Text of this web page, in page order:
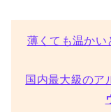
薄くても温かい
国内最大級のア